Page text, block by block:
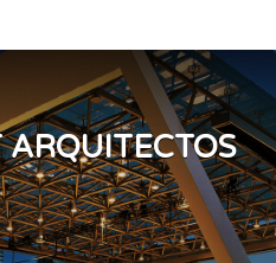
y Comercial